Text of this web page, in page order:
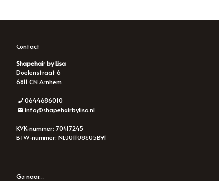
Contact
Shapehair by Lisa
Doelenstraat 6
6811 CN Arnhem
0644686010
info@shapehairbylisa.nl
KVK-nummer: 70417245
BTW-nummer: NL001108805B91
Ga naar…